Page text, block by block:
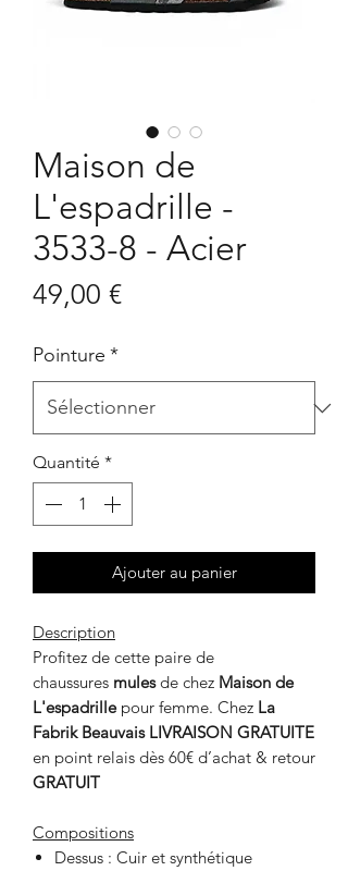
Maison de
L'espadrille -
3533-8 - Acier
49,00 €Prix
Pointure *
Quantité *
Ajouter au panier
Description
Profitez de cette paire de
chaussures mulesde chez Maison de
L'espadrillepour femme. Chez La
Fabrik Beauvais LIVRAISON GRATUITE
en point relais dès 60€ d’achat & retour
GRATUIT
Compositions
Dessus : Cuir et synthétique